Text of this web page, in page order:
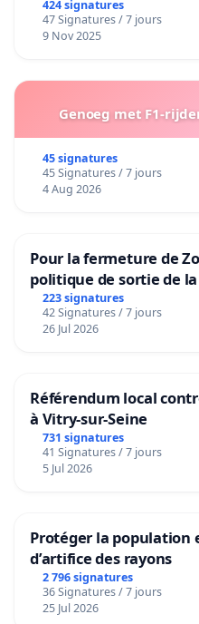
424 signatures
47 Signatures / 7 jours
9 Nov 2025
Genoeg met F1-
45 signatures
45 Signatures / 7 jours
4 Aug 2026
Pour la fermeture de
politique de sortie de
223 signatures
42 Signatures / 7 jours
26 Jul 2026
Référendum local
à Vitry-sur-Seine
731 signatures
41 Signatures / 7 jours
5 Jul 2026
Protéger la population
d’artifice des rayons
2 796 signatures
36 Signatures / 7 jours
25 Jul 2026